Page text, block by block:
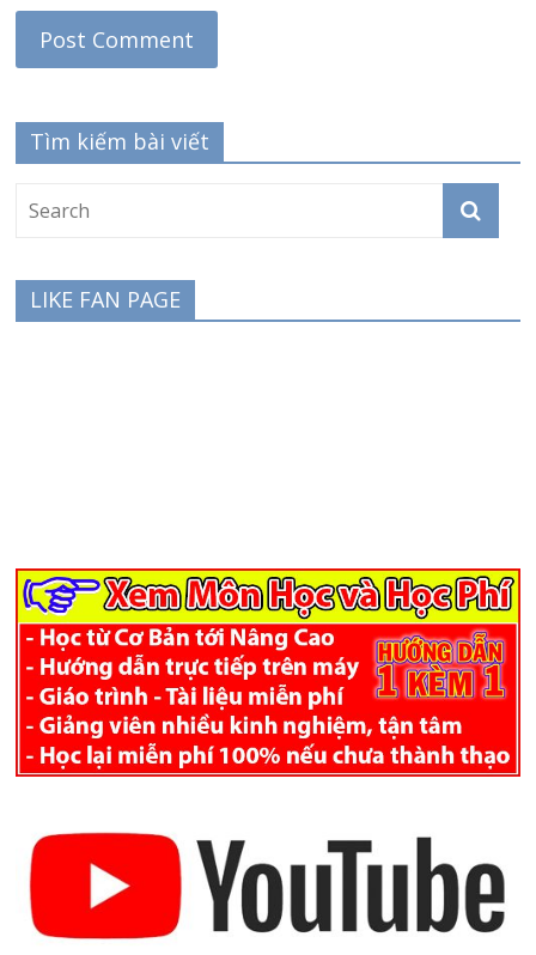
Tìm kiếm bài viết
LIKE FAN PAGE